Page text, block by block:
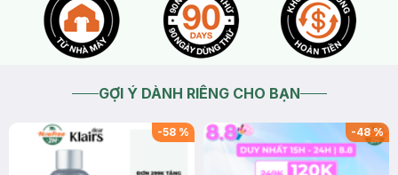
GỢI Ý DÀNH RIÊNG CHO BẠN
-58 % -48%